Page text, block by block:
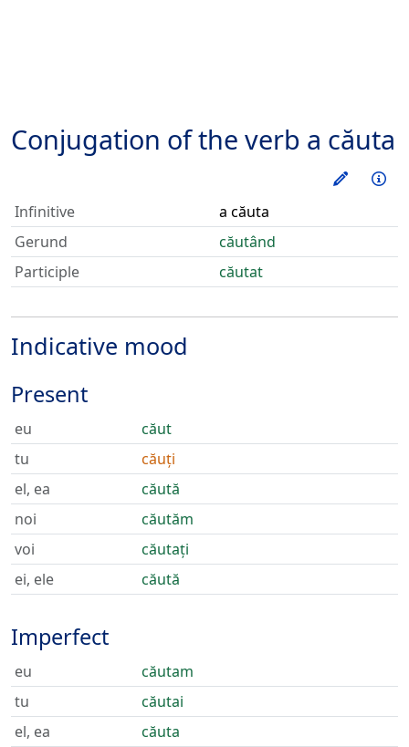
Conjugation of the verb a căuta
Train
Infinitive
a căuta
Gerund
căutând
Participle
căutat
Indicative mood
Present
eu
căut
tu
căuți
el, ea
căută
noi
căutăm
voi
căutați
ei, ele
căută
Imperfect
eu
căutam
tu
căutai
el, ea
căuta